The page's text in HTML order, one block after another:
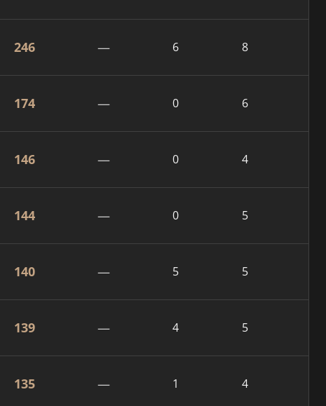
246 — 6 8
174 — 0 6
146 — 0 4
144 — 0 5
140 — 5 5
139 — 4 5
135 — 1 4